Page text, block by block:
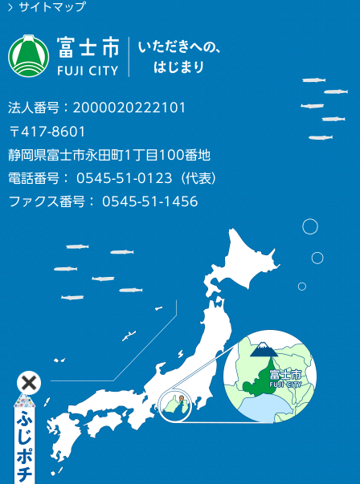
サイトマップ
法人番号：2000020222101
〒417-8601
静岡県富士市永田町1丁目100番地
電話番号： 0545-51-0123（代表）
ファクス番号： 0545-51-1456